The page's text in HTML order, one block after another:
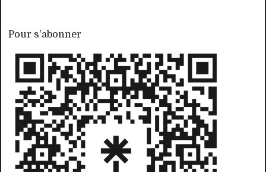
Pour s'abonner